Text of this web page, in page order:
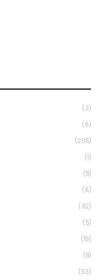
(3)
(6)
(205)
(1)
(8)
(6)
(32)
(5)
(19)
(8)
(53)